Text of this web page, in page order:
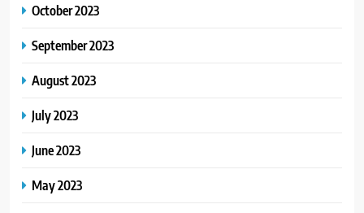
October 2023
September 2023
August 2023
July 2023
June 2023
May 2023